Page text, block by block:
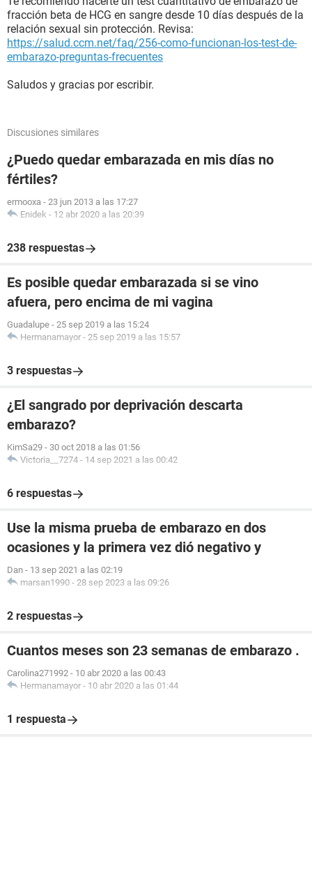
fracción beta de HCG en sangre desde 10 días después de la
relación sexual sin protección. Revisa:
https://salud.ccm.net/faq/256-como-funcionan-los-test-de-
embarazo-preguntas-frecuentes
Saludos y gracias por escribir.
Discusiones similares
¿Puedo quedar embarazada en mis días no
fértiles?
ermooxa - 23 jun 2013 a las 17:27
Enidek - 12 abr 2020 a las 20:39
238 respuestas
Es posible quedar embarazada si se vino
afuera, pero encima de mi vagina
Guadalupe - 25 sep 2019 a las 15:24
Hermanamayor - 25 sep 2019 a las 15:57
3 respuestas
¿El sangrado por deprivación descarta
embarazo?
KimSa29 - 30 oct 2018 a las 01:56
Victoria__7274 - 14 sep 2021 a las 00:42
6 respuestas
Use la misma prueba de embarazo en dos
ocasiones y la primera vez dió negativo y
Dan - 13 sep 2021 a las 02:19
marsan1990 - 28 sep 2023 a las 09:26
2 respuestas
Cuantos meses son 23 semanas de embarazo .
Carolina271992 - 10 abr 2020 a las 00:43
Hermanamayor - 10 abr 2020 a las 01:44
1 respuesta